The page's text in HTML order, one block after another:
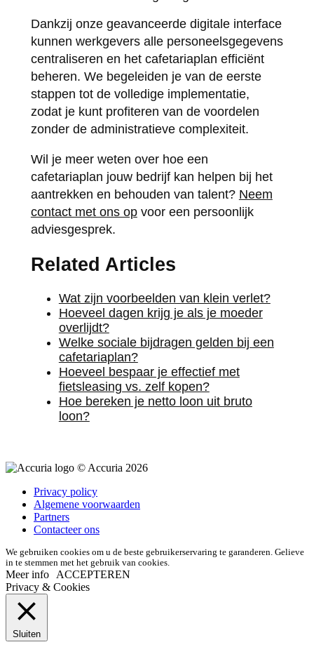
Dankzij onze geavanceerde digitale interface
kunnen werkgevers alle personeelsgegevens
centraliseren en het cafetariaplan efficiënt
beheren. We begeleiden je van de eerste
stappen tot de volledige implementatie,
zodat je kunt profiteren van de voordelen
zonder de administratieve complexiteit.
Wil je meer weten over hoe een
cafetariaplan jouw bedrijf kan helpen bij het
aantrekken en behouden van talent? Neem
contact met ons opvoor een persoonlijk
adviesgesprek.
Related Articles
Wat zijn voorbeelden van klein verlet?
Hoeveel dagen krijg je als je moeder
overlijdt?
Welke sociale bijdragen gelden bij een
cafetariaplan?
Hoeveel bespaar je effectief met
fietsleasing vs. zelf kopen?
Hoe bereken je netto loon uit bruto
loon?
© Accuria 2026
Privacy policy
Algemene voorwaarden
Partners
Contacteer ons
We gebruiken cookies om u de beste gebruikerservaring te garanderen. Gelieve
in te stemmen met het gebruik van cookies.
Meer info
ACCEPTEREN
Privacy & Cookies
Sluiten